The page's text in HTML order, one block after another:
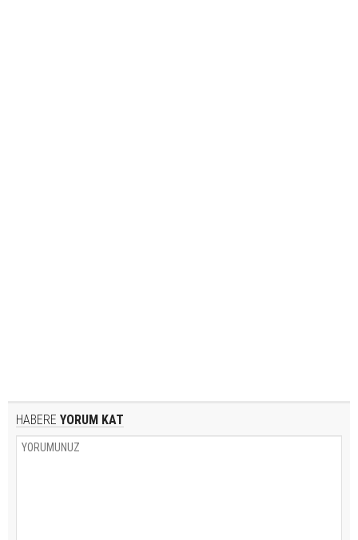
HABERE YORUM KAT